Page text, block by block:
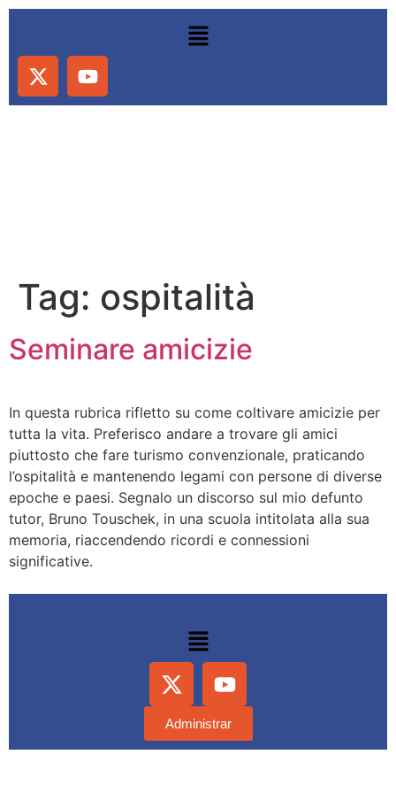
Tag: ospitalità
Seminare amicizie
In questa rubrica rifletto su come coltivare amicizie per
tutta la vita. Preferisco andare a trovare gli amici
piuttosto che fare turismo convenzionale, praticando
l’ospitalità e mantenendo legami con persone di diverse
epoche e paesi. Segnalo un discorso sul mio defunto
tutor, Bruno Touschek, in una scuola intitolata alla sua
memoria, riaccendendo ricordi e connessioni
significative.
Administrar